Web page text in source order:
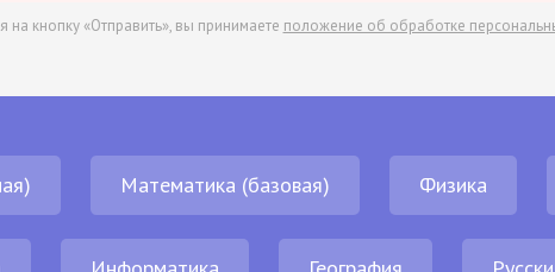
на кнопку «Отправить», вы принимаете положение об обработке
Математика (базовая) Физика